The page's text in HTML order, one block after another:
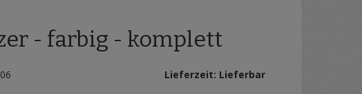
- farbig - komplett
Lieferzeit: Lieferbar